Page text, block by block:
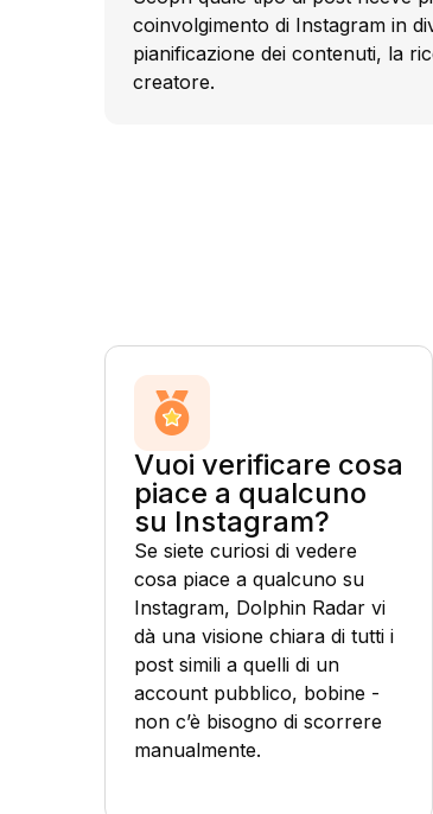
coinvolgimento di Instagram in
pianificazione dei contenuti, la
creatore.
Vuoi verificare cosa
piace a qualcuno
su Instagram?
Se siete curiosi di vedere
cosa piace a qualcuno su
Instagram, Dolphin Radar vi
dà una visione chiara di tutti i
post simili a quelli di un
account pubblico, bobine -
non c’è bisogno di scorrere
manualmente.